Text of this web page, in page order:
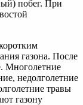
побег. При
газона. После
Многолетние
недолголетние
травы
газону